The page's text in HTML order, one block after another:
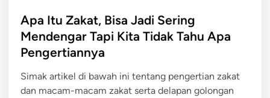
s
t
e
i
n
Apa Itu Zakat, Bisa Jadi Sering
Mendengar Tapi Kita Tidak Tahu Apa
Pengertiannya
Simak artikel di bawah ini tentang pengertian zakat
dan macam-macam zakat serta delapan golongan